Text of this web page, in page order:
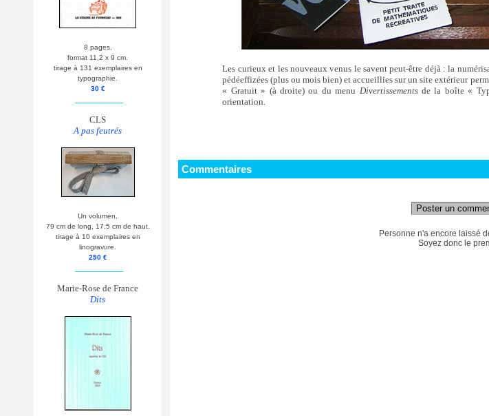
8 pages,
format 11,2 x 9 cm.
tirage à 131 exemplaires en
typographie.
30 €
CLS
A pas feutrés
Un volumen,
79 cm de long, 17,5 cm de haut.
tirage à 10 exemplaires en
linogravure.
250 €
Marie-Rose de France
Dits
Les curieux et les nouveaux venus le savent peut-être déjà : la
pédéeffizées (plus ou mois bien) et accueillies sur un site extérieur
« Gratuit » (à droite) ou du menu Divertissementsde la boîte «
orientation.
Commentaires
Poster un
Personne n'a encore laissé
Soyez donc le